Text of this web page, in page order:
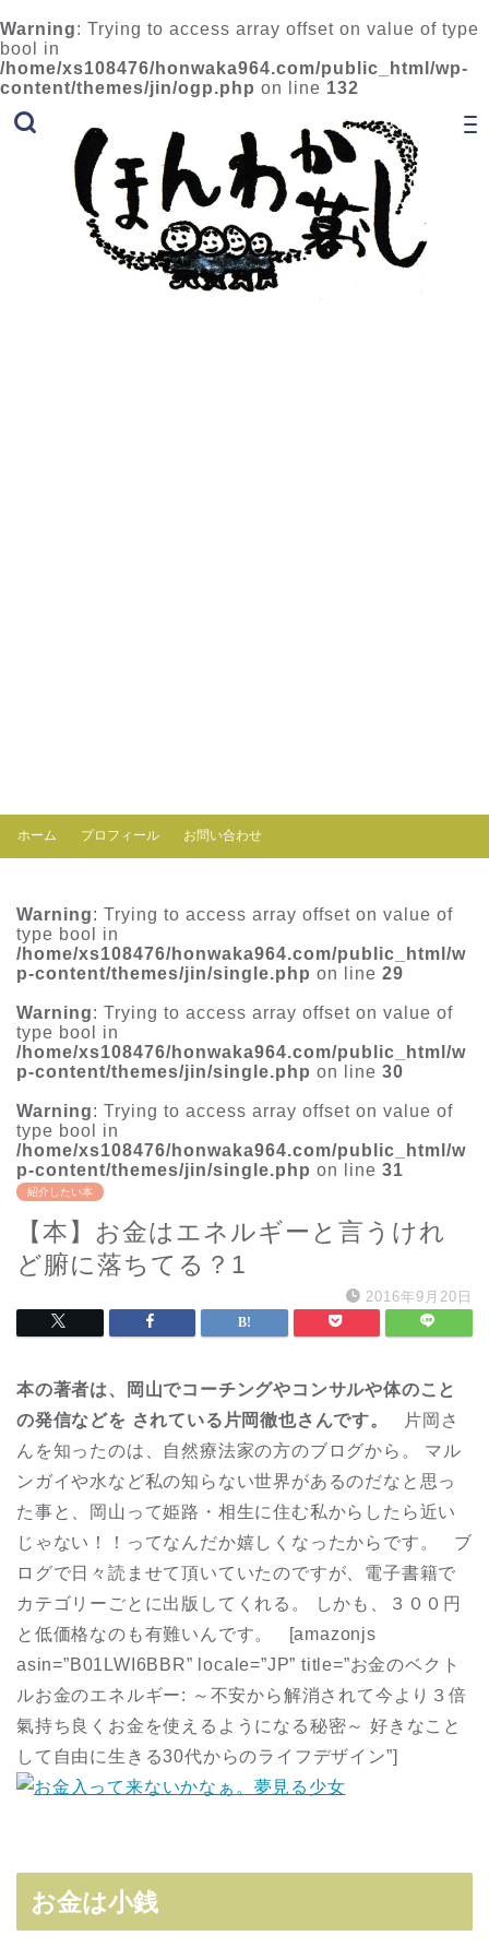
Warning: Trying to access array offset on value of type
bool in
/home/xs108476/honwaka964.com/public_html/wp-
content/themes/jin/ogp.php on line 132
ホーム プロフィール お問い合わせ
Warning: Trying to access array offset on value of
type bool in
/home/xs108476/honwaka964.com/public_html/w
p-content/themes/jin/single.php on line 29
Warning: Trying to access array offset on value of
type bool in
/home/xs108476/honwaka964.com/public_html/w
p-content/themes/jin/single.php on line 30
Warning: Trying to access array offset on value of
type bool in
/home/xs108476/honwaka964.com/public_html/w
p-content/themes/jin/single.php on line 31
紹介したい本
【本】お金はエネルギーと言うけれ
ど腑に落ちてる？1
2016年9月20日
本の著者は、岡山でコーチングやコンサルや体のこと
の発信などを されている片岡徹也さんです。
片岡さ
んを知ったのは、自然療法家の方のブログから。 マル
ンガイや水など私の知らない世界があるのだなと思っ
た事と、岡山って姫路・相生に住む私からしたら近い
じゃない！！ってなんだか嬉しくなったからです。 ブ
ログで日々読ませて頂いていたのですが、電子書籍で
カテゴリーごとに出版してくれる。 しかも、３００円
と低価格なのも有難いんです。 [amazonjs
asin=”B01LWI6BBR” locale=”JP” title=”お金のベクト
ルお金のエネルギー: ～不安から解消されて今より３倍
氣持ち良くお金を使えるようになる秘密～ 好きなこと
して自由に生きる30代からのライフデザイン”]
お金は小銭